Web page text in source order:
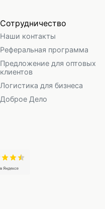
Сотрудничество
Наши контакты
Реферальная программа
Предложение для оптовых
клиентов
Логистика для бизнеса
Доброе Дело